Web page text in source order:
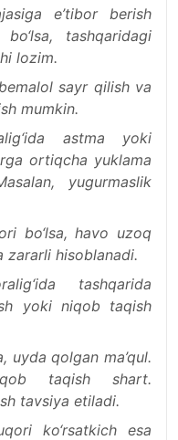
e’tibor berish
tashqaridagi
lozim.
sayr qilish va
mumkin.
astma yoki
ortiqcha yuklama
yugurmaslik
bo‘lsa, havo uzoq
zararli hisoblanadi.
tashqarida
yoki niqob taqish
uyda qolgan ma’qul.
taqish shart.
tavsiya etiladi.
ko‘rsatkich esa